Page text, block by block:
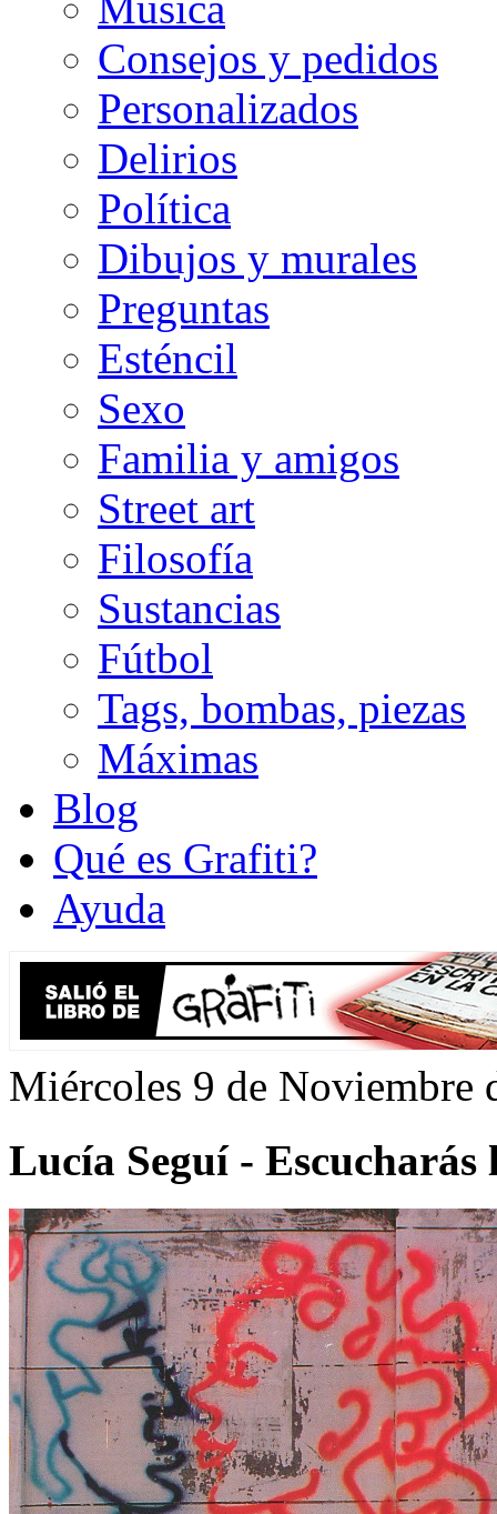
Consejos y pedidos
Personalizados
Delirios
Política
Dibujos y murales
Preguntas
Esténcil
Sexo
Familia y amigos
Street art
Filosofía
Sustancias
Fútbol
Tags, bombas, piezas
Máximas
Blog
Qué es Grafiti?
Ayuda
Miércoles 9 de Noviembre
Lucía Seguí - Escucharás